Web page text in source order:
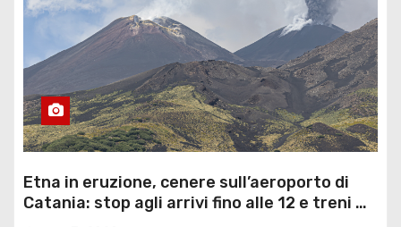
Etna in eruzione, cenere sull’aeroporto di
Catania: stop agli arrivi fino alle 12 e treni …